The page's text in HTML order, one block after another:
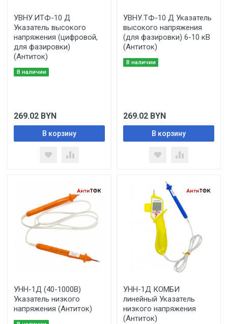
УВНУ.ИТФ-10 Д
Указатель высокого
напряжения (цифровой,
для фазировки)
(Антиток)
В наличии
269.02 BYN
В корзину
УВНУ.ТФ-10 Д Указатель
высокого напряжения
(для фазировки) 6-10 кВ
(Антиток)
В наличии
269.02 BYN
В корзину
УНН-1Д (40-1000В)
Указатель низкого
напряжения (Антиток)
УНН-1Д КОМБИ
линейный Указатель
низкого напряжения
(Антиток)